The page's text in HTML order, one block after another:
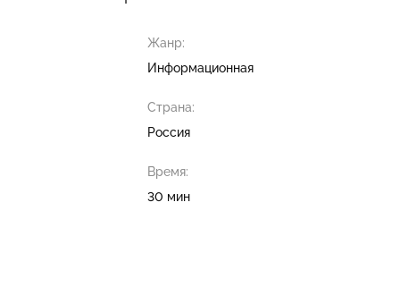
Жанр:
Информационная
Страна:
Россия
Время:
30 мин